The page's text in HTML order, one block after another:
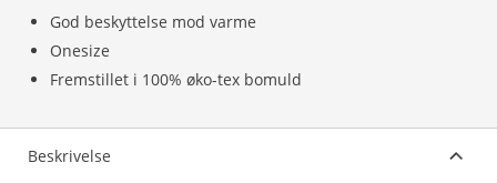
God beskyttelse mod varme
Onesize
Fremstillet i 100% øko-tex bomuld
Beskrivelse